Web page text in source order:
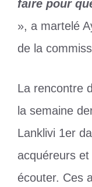
faire pour
», a martelé
de la
La rencontre
la semaine
Lanklivi 1er
acquéreurs
écouter. Ces